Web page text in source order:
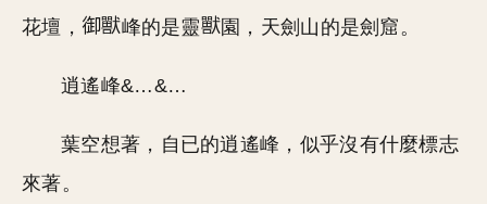
花壇，
峰的是靈 園，天劍山的是劍窟。
逍遙峰&…&…
葉空想著，自已的逍遙峰，似乎沒有什麼標志
來著。